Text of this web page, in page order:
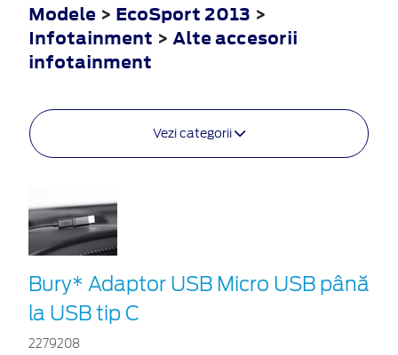
Modele > EcoSport 2013 >
Infotainment > Alte accesorii
infotainment
Vezi categorii
Bury* Adaptor USB Micro USB până
la USB tip C
2279208